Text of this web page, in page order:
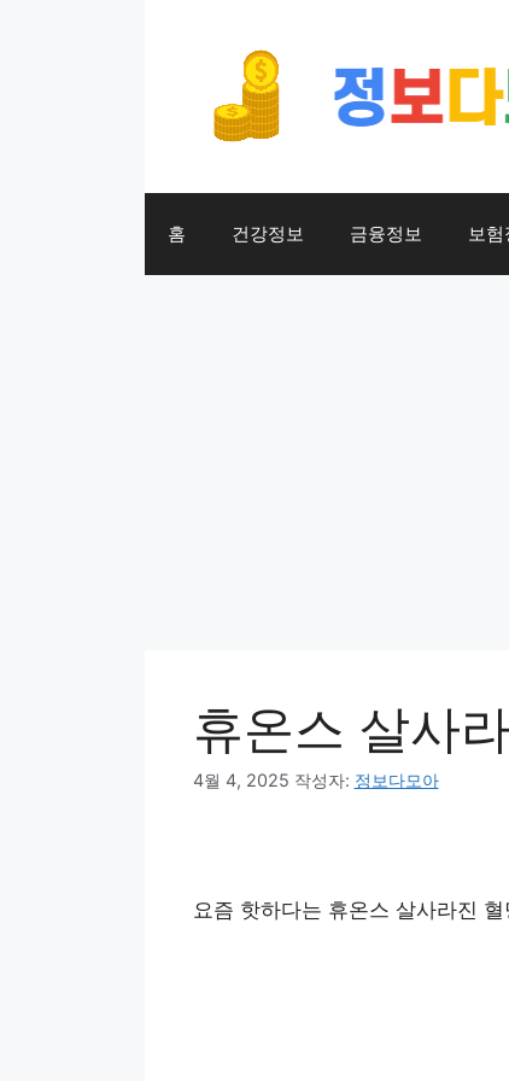
홈 건강정보 금융정보 보험
휴온스 살사
4월 4, 2025 작성자: 정보다모아
요즘 핫하다는 휴온스 살사라진